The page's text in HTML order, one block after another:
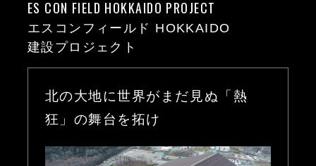
ES CON FIELD HOKKAIDO PROJECT
エスコンフィールド HOKKAIDO
建設プロジェクト
北の大地に世界がまだ見ぬ「熱
狂」の舞台を拓け